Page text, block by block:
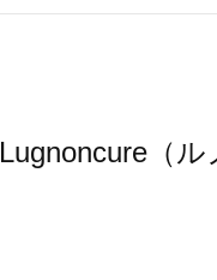
Lugnoncure（